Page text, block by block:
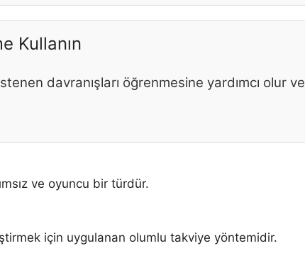
Kullanın
davranışları öğrenmesine yardımcı olur ve
ve oyuncu bir türdür.
için uygulanan olumlu takviye yöntemidir.